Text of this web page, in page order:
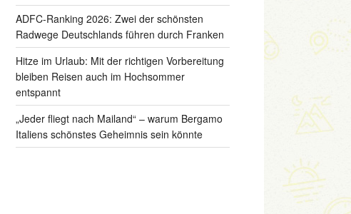
ADFC-Ranking 2026: Zwei der schönsten
Radwege Deutschlands führen durch Franken
Hitze im Urlaub: Mit der richtigen Vorbereitung
bleiben Reisen auch im Hochsommer
entspannt
„Jeder fliegt nach Mailand“ – warum Bergamo
Italiens schönstes Geheimnis sein könnte